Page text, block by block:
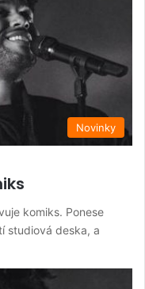
Novinky
komiks. Ponese
studiová deska, a